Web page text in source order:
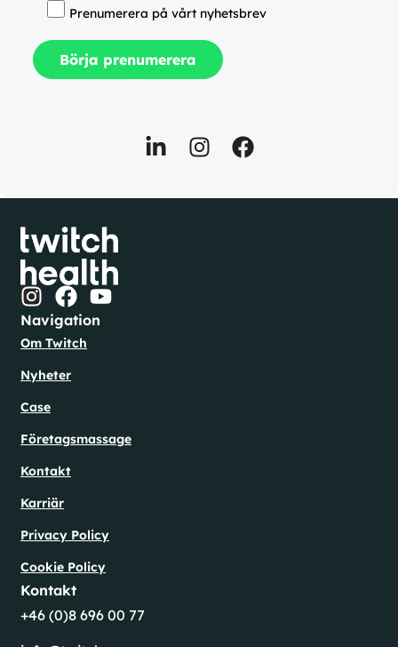
Prenumerera på vårt nyhetsbrev
Navigation
Om Twitch
Nyheter
Case
Företagsmassage
Kontakt
Karriär
Privacy Policy
Cookie Policy
Kontakt
+46 (0)8 696 00 77